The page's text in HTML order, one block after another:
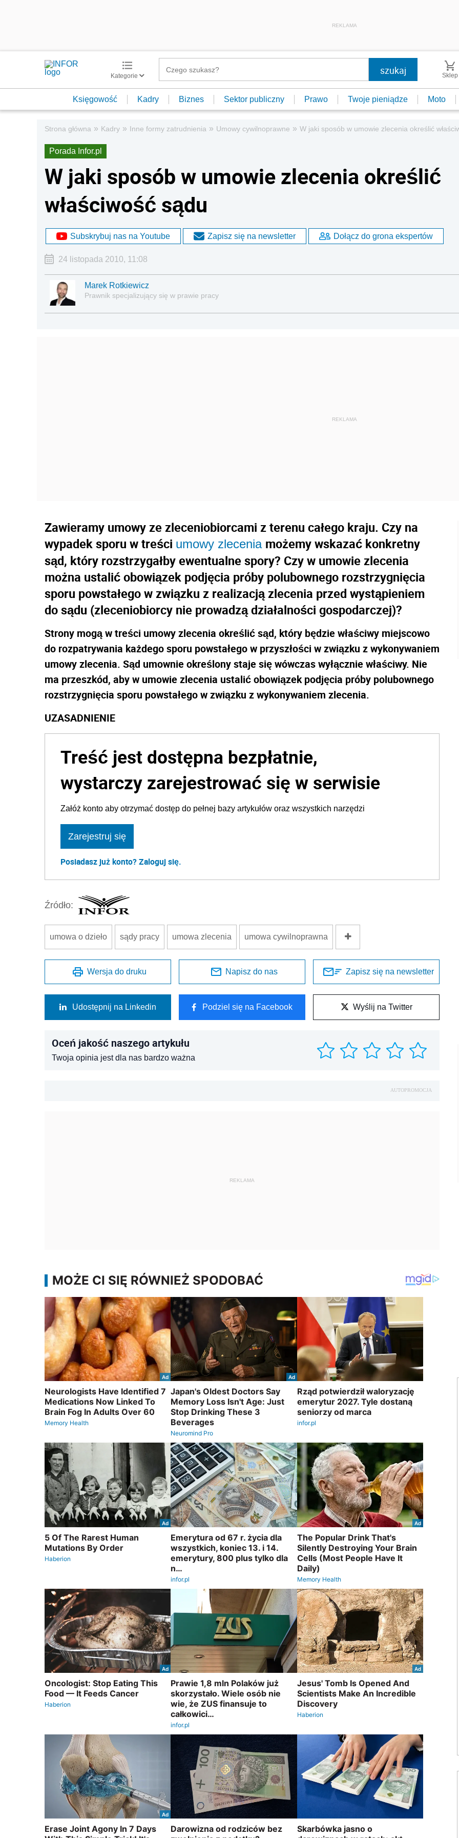
REKLAMA
Kategorie Sklep
Księgowość Kadry Biznes Sektor publiczny Prawo Twoje pieniądze Moto
Strona główna » Kadry » Inne formy zatrudnienia » Umowy cywilnoprawne » W jaki sposób w umowie zlecenia określić
Porada Infor.pl
W jaki sposób w umowie zlecenia określić
właściwość sądu
Subskrybuj nas na Youtube Zapisz się na newsletter Dołącz do grona ekspertów
24 listopada 2010, 11:08
Marek Rotkiewicz
Prawnik specjalizujący się w prawie pracy
Zawieramy umowy ze zleceniobiorcami z terenu całego kraju. Czy na
wypadek sporu w treści umowy zlecenia możemy wskazać konkretny
sąd, który rozstrzygałby ewentualne spory? Czy w umowie zlecenia
można ustalić obowiązek podjęcia próby polubownego rozstrzygnięcia
sporu powstałego w związku z realizacją zlecenia przed wystąpieniem
do sądu (zleceniobiorcy nie prowadzą działalności gospodarczej)?
Strony mogą w treści umowy zlecenia określić sąd, który będzie właściwy miejscowo
do rozpatrywania każdego sporu powstałego w przyszłości w związku z wykonywaniem
umowy zlecenia. Sąd umownie określony staje się wówczas wyłącznie właściwy. Nie
ma przeszkód, aby w umowie zlecenia ustalić obowiązek podjęcia próby polubownego
rozstrzygnięcia sporu powstałego w związku z wykonywaniem zlecenia.
UZASADNIENIE
Treść jest dostępna bezpłatnie,
wystarczy zarejestrować się w serwisie
Załóż konto aby otrzymać dostęp do pełnej bazy artykułów oraz wszystkich narzędzi
Zarejestruj się
Posiadasz już konto? Zaloguj się.
Źródło:
umowa o dzieło sądy pracy umowa zlecenia umowa cywilnoprawna
Wersja do druku Napisz do nas Zapisz się na newsletter
Udostępnij na Linkedin Podziel się na Facebook Wyślij na Twitter
Oceń jakość naszego artykułu
Twoja opinia jest dla nas bardzo ważna
AUTOPROMOCJA
REKLAMA